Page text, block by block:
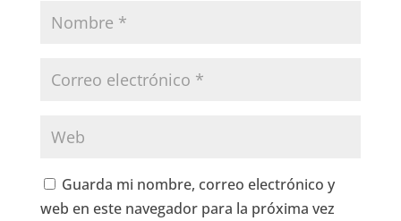
Guarda mi nombre, correo electrónico y
web en este navegador para la próxima vez